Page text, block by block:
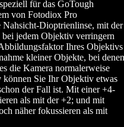
für das GoTough
von Fotodiox Pro
Dioptrienlinse, mit der
jedem Objektiv verringern
Ihres Objektivs
kleiner Objekte, bei denen
die Kamera normalerweise
Sie Ihr Objektiv etwas
der Fall ist. Mit einer +4-
als mit der +2; und mit
näher fokussieren als mit